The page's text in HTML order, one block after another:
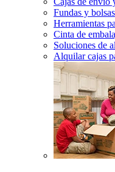
Fundas y bolsas
Herramientas
Cinta de
Soluciones de
Alquilar cajas